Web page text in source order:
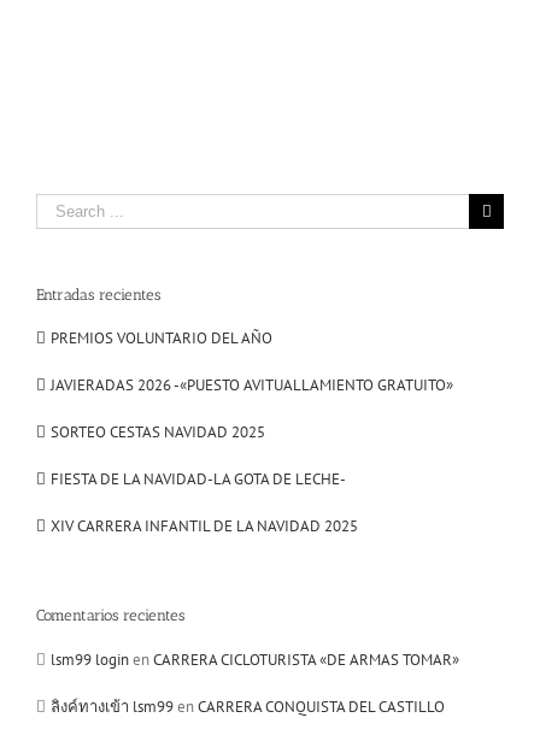
Search
for:
Entradas recientes
PREMIOS VOLUNTARIO DEL AÑO
JAVIERADAS 2026 -«PUESTO AVITUALLAMIENTO GRATUITO»
SORTEO CESTAS NAVIDAD 2025
FIESTA DE LA NAVIDAD-LA GOTA DE LECHE-
XIV CARRERA INFANTIL DE LA NAVIDAD 2025
Comentarios recientes
lsm99 loginenCARRERA CICLOTURISTA «DE ARMAS TOMAR»
ลิงค์ทางเข้า lsm99enCARRERA CONQUISTA DEL CASTILLO